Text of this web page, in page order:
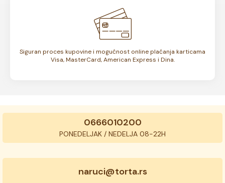
Siguran proces kupovine i mogućnost online plaćanja karticama
Visa, MasterCard, American Express i Dina.
0666010200
PONEDELJAK / NEDELJA 08-22H
naruci@torta.rs